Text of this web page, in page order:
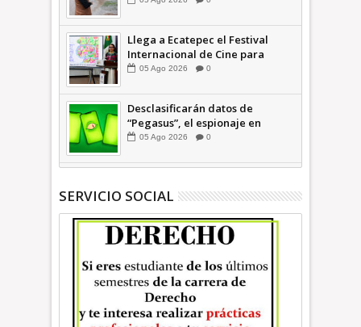
Llega a Ecatepec el Festival
Internacional de Cine para
Niños (… y no tan Niños) +Video
05 Ago 2026 0
Desclasificarán datos de
“Pegasus”, el espionaje en
México que afectó a cientos de
TIEMPO
05 Ago 2026 0
SERVICIO SOCIAL